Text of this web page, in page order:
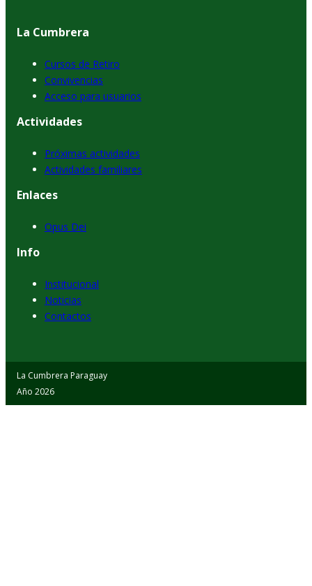
La Cumbrera
Cursos de Retiro
Convivencias
Acceso para usuarios
Actividades
Próximas actividades
Actividades familiares
Enlaces
Opus Dei
Info
Institucional
Noticias
Contactos
La Cumbrera Paraguay
Año 2026